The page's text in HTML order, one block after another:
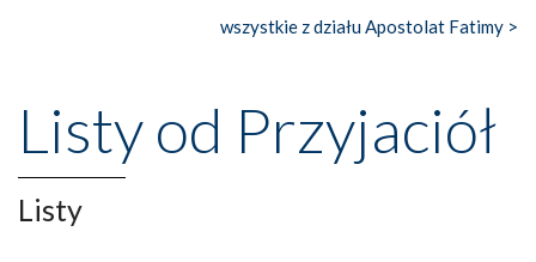
Nasze pielgrzymkowe wyprawy, których celem były
wznoszono na chwałę Bożą, na przykład – w podzięce za
Opatrznościową pomoc w wygranej bitwie o
niepodległość kraju. Zachwyt budziła potężna, a zarazem
misterna architektura tych monumentalnych dzieł,
wspaniałe zdobienia, dbałość ich twórców o detale,
wszystkie z działu Apostolat Fatimy >
Listy od Przyjaciół
Listy